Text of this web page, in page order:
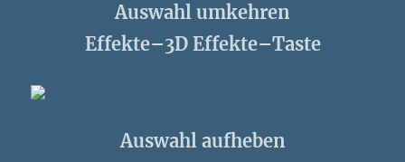
Auswahl umkehren
Effekte–3D Effekte–Taste
Auswahl aufheben